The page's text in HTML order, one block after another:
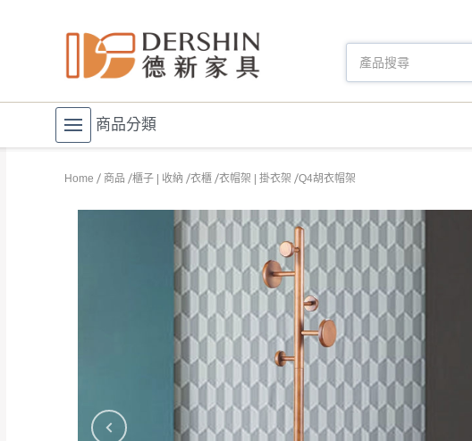
商品分類
Home 商品 櫃子 | 收納 衣櫃 衣帽架 | 掛衣架 Q4胡衣帽架